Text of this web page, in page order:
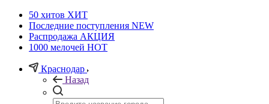
50 хитов ХИТ
Последние поступления NEW
Распродажа АКЦИЯ
1000 мелочей HOT
Краснодар
Назад